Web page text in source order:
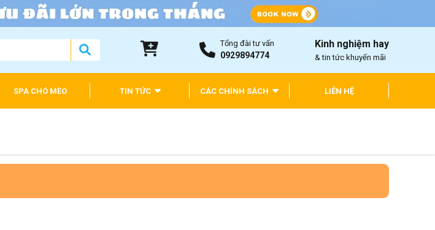
Tổng đài tư vấn
0929894774
Kinh nghiệm hay
& tin tức khuyến mãi
SPA CHÓ MÈO TIN TỨC CÁC CHÍNH SÁCH LIÊN HỆ